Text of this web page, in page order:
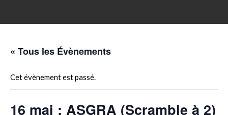
« Tous les Évènements
Cet évènement est passé.
16 mai : ASGRA (Scramble à 2)